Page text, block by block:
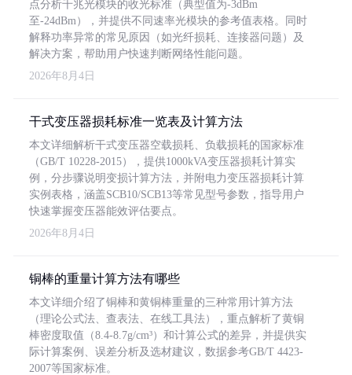
点分析千兆光模块的收光标准（典型值为-3dBm
至-24dBm），并提供不同速率光模块的参考值表格。同时
解释功率异常的常见原因（如光纤损耗、连接器问题）及
解决方案，帮助用户快速判断网络性能问题。
2026年8月4日
干式变压器损耗标准一览表及计算方法
本文详细解析干式变压器空载损耗、负载损耗的国家标准
（GB/T 10228-2015），提供1000kVA变压器损耗计算实
例，分步骤说明变损计算方法，并附电力变压器损耗计算
实例表格，涵盖SCB10/SCB13等常见型号参数，指导用户
快速掌握变压器能效评估要点。
2026年8月4日
铜棒的重量计算方法有哪些
本文详细介绍了铜棒和黄铜棒重量的三种常用计算方法
（理论公式法、查表法、在线工具法），重点解析了黄铜
棒密度取值（8.4-8.7g/cm³）和计算公式的差异，并提供实
际计算案例、误差分析及选材建议，数据参考GB/T 4423-
2007等国家标准。